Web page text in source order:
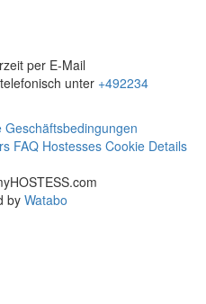
per E-Mail
unter +492234
Geschäftsbedingungen
FAQ Hostesses Cookie Details
by Watabo